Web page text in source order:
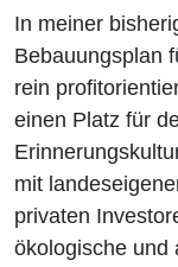
In meiner
Bebauungsplan
rein
einen Platz für
mit
privaten
ökologische und